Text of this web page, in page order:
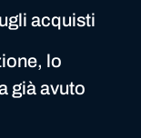
acquisti
lo
già avuto